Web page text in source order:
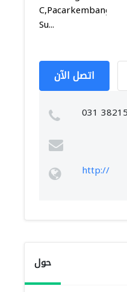
Su...
اتصل الآن
031
http://
حول